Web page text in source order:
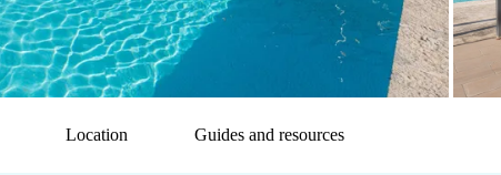
Location Guides and resources